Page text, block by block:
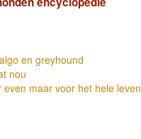
en greyhound
nou
maar voor het hele leven